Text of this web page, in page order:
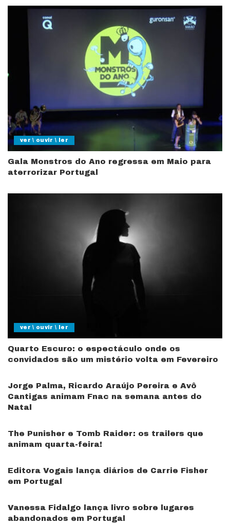
ver \ ouvir \ ler
Gala Monstros do Ano regressa em Maio para
aterrorizar Portugal
ver \ ouvir \ ler
Quarto Escuro: o espectáculo onde os
convidados são um mistério volta em Fevereiro
Jorge Palma, Ricardo Araújo Pereira e Avô
Cantigas animam Fnac na semana antes do
Natal
The Punisher e Tomb Raider: os trailers que
animam quarta-feira!
Editora Vogais lança diários de Carrie Fisher
em Portugal
Vanessa Fidalgo lança livro sobre lugares
abandonados em Portugal